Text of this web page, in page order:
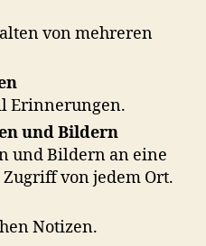
von mehreren
Erinnerungen.
und Bildern
und Bildern an eine
von jedem Ort.
Notizen.